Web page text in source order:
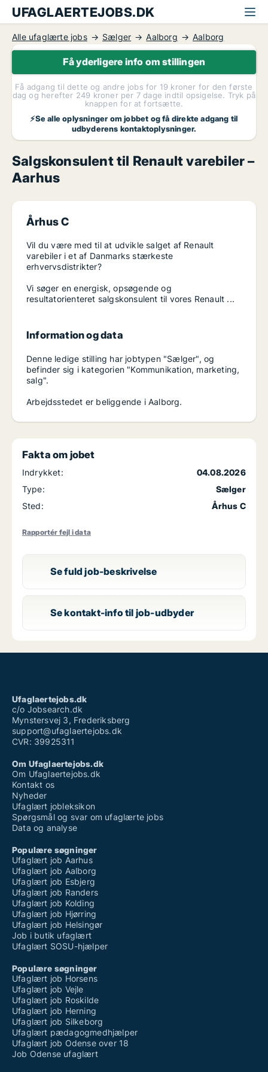
UFAGLAERTEJOBS.DK
Alle ufaglærte jobs Sælger Aalborg Aalborg
Få yderligere info om stillingen
Få adgang til dette og andre jobs for 19 kroner for den første
dag og herefter 249 kroner per 7 dage indtil opsigelse. Tryk på
knappen for at fortsætte.
⚡Se alle oplysninger om jobbet og få direkte adgang til
udbyderens kontaktoplysninger.
Salgskonsulent til Renault varebiler –
Aarhus
Århus C
Vil du være med til at udvikle salget af Renault
varebiler i et af Danmarks stærkeste
erhvervsdistrikter?
Vi søger en energisk, opsøgende og
resultatorienteret salgskonsulent til vores Renault ...
Information og data
Denne ledige stilling har jobtypen "Sælger", og
befinder sig i kategorien "Kommunikation, marketing,
salg".
Arbejdsstedet er beliggende i Aalborg.
Fakta om jobet
Indrykket:
04.08.2026
Type:
Sælger
Sted:
Århus C
Rapportér fejl i data
Se fuld job-beskrivelse
Se kontakt-info til job-udbyder
Ufaglaertejobs.dk
c/o Jobsearch.dk
Mynstersvej 3, Frederiksberg
support@ufaglaertejobs.dk
CVR: 39925311
Om Ufaglaertejobs.dk
Om Ufaglaertejobs.dk
Kontakt os
Nyheder
Ufaglært jobleksikon
Spørgsmål og svar om ufaglærte jobs
Data og analyse
Populære søgninger
Ufaglært job Aarhus
Ufaglært job Aalborg
Ufaglært job Esbjerg
Ufaglært job Randers
Ufaglært job Kolding
Ufaglært job Hjørring
Ufaglært job Helsingør
Job i butik ufaglært
Ufaglært SOSU-hjælper
Populære søgninger
Ufaglært job Horsens
Ufaglært job Vejle
Ufaglært job Roskilde
Ufaglært job Herning
Ufaglært job Silkeborg
Ufaglært pædagogmedhjælper
Ufaglært job Odense over 18
Job Odense ufaglært